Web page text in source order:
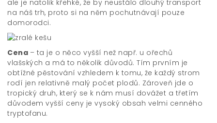
ale je natolik křehké, že by neustálo dlouhý transport
na náš trh, proto si na něm pochutnávají pouze
domorodci.
Cena – ta je o něco vyšší než např. u ořechů
vlašských a má to několik důvodů. Tím prvním je
obtížné pěstování vzhledem k tomu, že každý strom
rodí jen relativně malý počet plodů. Zároveň jde o
tropický druh, který se k nám musí dovážet a třetím
důvodem vyšší ceny je vysoký obsah velmi cenného
tryptofanu.